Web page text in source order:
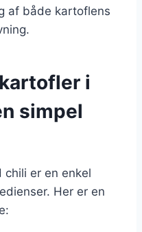
af både kartoflens
i
simpel
chili er en enkel
Her er en